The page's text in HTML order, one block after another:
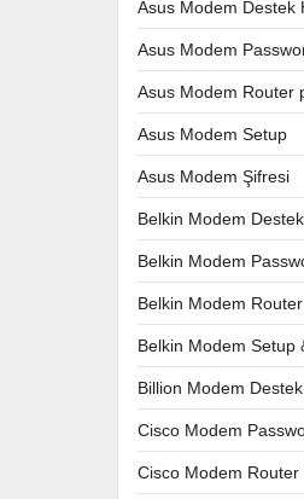
Asus Modem Destek
Asus Modem
Asus Modem Router
Asus Modem Setup
Asus Modem Şifresi
Belkin Modem Destek
Belkin Modem
Belkin Modem
Belkin Modem Setup
Billion Modem Destek
Cisco Modem
Cisco Modem Router